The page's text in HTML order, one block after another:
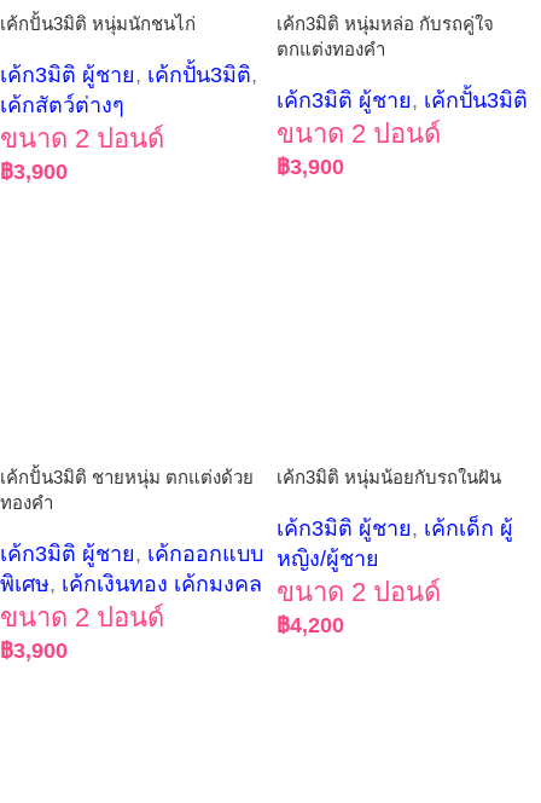
เค้กปั้น3มิติ หนุ่มนักชนไก่
เค้ก3มิติ ผู้ชาย, เค้กปั้น3มิติ,
เค้กสัตว์ต่างๆ
ขนาด 2 ปอนด์
฿3,900
เค้ก3มิติ หนุ่มหล่อ กับรถคู่ใจ
ตกแต่งทองคำ
เค้ก3มิติ ผู้ชาย, เค้กปั้น3มิติ
ขนาด 2 ปอนด์
฿3,900
เค้กปั้น3มิติ ชายหนุ่ม ตกแต่งด้วย
ทองคำ
เค้ก3มิติ ผู้ชาย, เค้กออกแบบ
พิเศษ, เค้กเงินทอง เค้กมงคล
ขนาด 2 ปอนด์
฿3,900
เค้ก3มิติ หนุ่มน้อยกับรถในฝัน
เค้ก3มิติ ผู้ชาย, เค้กเด็ก ผู้
หญิง/ผู้ชาย
ขนาด 2 ปอนด์
฿4,200